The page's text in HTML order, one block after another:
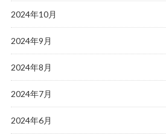
2024年10月
2024年9月
2024年8月
2024年7月
2024年6月